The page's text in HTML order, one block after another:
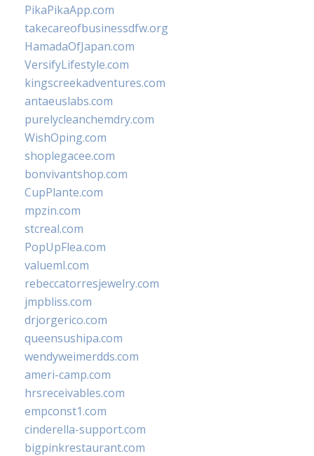
PikaPikaApp.com
takecareofbusinessdfw.org
HamadaOfJapan.com
VersifyLifestyle.com
kingscreekadventures.com
antaeuslabs.com
purelycleanchemdry.com
WishOping.com
shoplegacee.com
bonvivantshop.com
CupPlante.com
mpzin.com
stcreal.com
PopUpFlea.com
valueml.com
rebeccatorresjewelry.com
jmpbliss.com
drjorgerico.com
queensushipa.com
wendyweimerdds.com
ameri-camp.com
hrsreceivables.com
empconst1.com
cinderella-support.com
bigpinkrestaurant.com